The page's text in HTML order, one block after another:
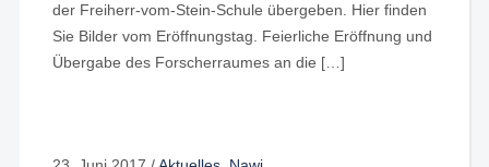
der Freiherr-vom-Stein-Schule übergeben. Hier finden
Sie Bilder vom Eröffnungstag. Feierliche Eröffnung und
Übergabe des Forscherraumes an die […]